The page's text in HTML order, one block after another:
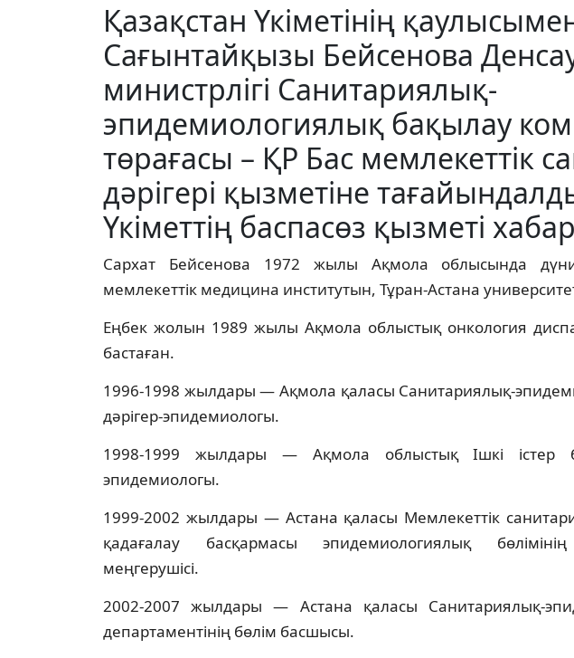
Қазақстан Үкіметінің
Сағынтайқызы Бейсенова
министрлігі Санитариялық-
эпидемиологиялық бақылау
төрағасы – ҚР Бас мемлекеттік
дәрігері қызметіне
Үкіметтің баспасөз қызметі
Сархат Бейсенова 1972 жылы Ақмола облысында
мемлекеттік медицина институтын, Тұран-Астана
Еңбек жолын 1989 жылы Ақмола облыстық онкология
бастаған.
1996-1998 жылдары — Ақмола қаласы Санитариялық-
дәрігер-эпидемиологы.
1998-1999 жылдары — Ақмола облыстық Ішкі істер
эпидемиологы.
1999-2002 жылдары — Астана қаласы Мемлекеттік
қадағалау басқармасы эпидемиологиялық бөлімінің
меңгерушісі.
2002-2007 жылдары — Астана қаласы Санитариялық-
департаментінің бөлім басшысы.